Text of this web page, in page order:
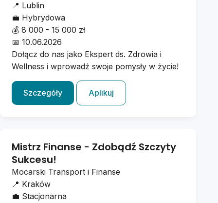
📍 Lublin
💼 Hybrydowa
💰 8 000 - 15 000 zł
📅 10.06.2026
Dołącz do nas jako Ekspert ds. Zdrowia i
Wellness i wprowadź swoje pomysły w życie!
Szczegóły Aplikuj
Mistrz Finanse - Zdobądź Szczyty
Sukcesu!
Mocarski Transport i Finanse
📍 Kraków
💼 Stacjonarna